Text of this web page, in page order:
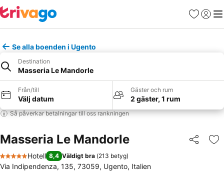
Favoriter
Logga
Se alla boenden i Ugento
Destination
Masseria Le Mandorle
Från/till
Välj datum
Gäster och rum
2 gäster, 1 rum
Så påverkar betalningar till oss rankningen
Masseria Le Mandorle Dela
5 Stjärnor
Hotell 8,4 Väldigt bra (213 betyg)
Via Indipendenza, 135, 73059, Ugento, Italien